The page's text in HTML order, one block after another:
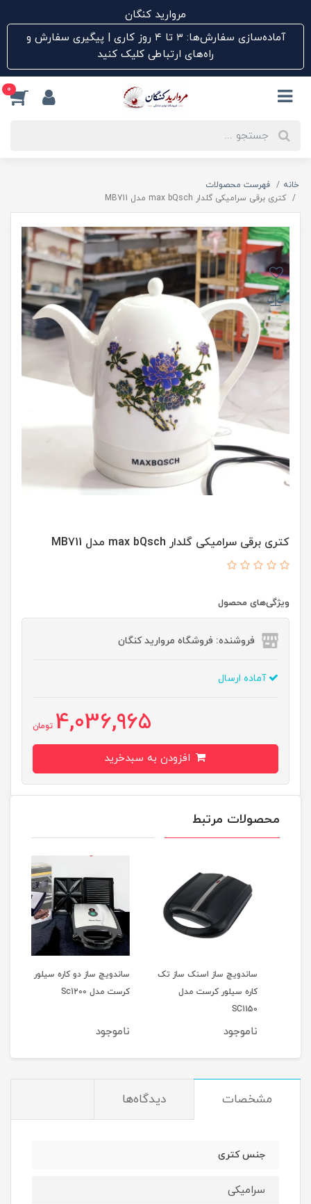
مروارید کنگان
آماده‌سازی سفارش‌ها: ۳ تا ۴ روز کاری | پیگیری سفارش و
راه‌های ارتباطی کلیک کنید
0
خانه
فهرست محصولات
کتری برقی سرامیکی گلدار max bQsch مدل MB711
کتری برقی سرامیکی گلدار max bQsch مدل MB711
ویژگی‌های محصول
فروشنده: فروشگاه مروارید کنگان
آماده ارسال
4,036,965 تومان
محصولات مرتبط
ساندویچ ساز اسنک ساز تک
کاره سیلور کرست مدل
SC1150
ناموجود
ساندویچ ساز دو کاره سیلور
کرست مدل Sc1200
ناموجود
مشخصات دیدگاه‌ها
جنس کتری
سرامیکی